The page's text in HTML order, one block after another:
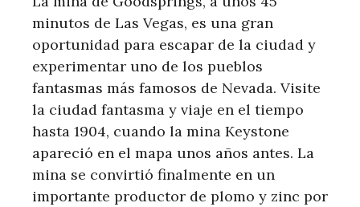
minutos de Las Vegas, es una gran
oportunidad para escapar de la ciudad y
experimentar uno de los pueblos
fantasmas más famosos de Nevada. Visite
la ciudad fantasma y viaje en el tiempo
hasta 1904, cuando la mina Keystone
apareció en el mapa unos años antes. La
mina se convirtió finalmente en un
importante productor de plomo y zinc por